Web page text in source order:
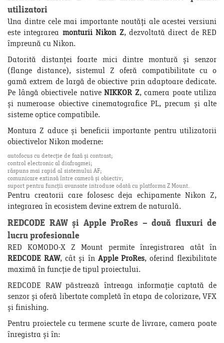
utilizatori
Una dintre cele mai importante noutăți ale acestei versiuni
este integrarea monturii Nikon Z, dezvoltată direct de RED
împreună cu Nikon.
Datorită distanței foarte mici dintre montură și senzor
(flange distance), sistemul Z oferă compatibilitate cu o
gamă extrem de largă de obiective prin adaptoare dedicate.
Pe lângă obiectivele nativeNIKKOR Z, camera poate utiliza
și numeroase obiective cinematografice PL, precum și alte
sisteme optice compatibile.
Montura Z aduce și beneficii importante pentru utilizatorii
obiectivelor Nikon moderne:
autofocus cu detecție de fază și contrast;
control electronic al diafragmei;
răspuns mai rapid al sistemului AF;
comunicare extinsă între cameră și obiectiv;
suport pentru funcții avansate introduse odată cu platforma Z Mount.
Pentru creatorii care folosesc deja echipamente Nikon Z,
integrarea în ecosistem devine extrem de naturală.
REDCODE RAW și Apple ProRes – două fluxuri de
lucru profesionale
RED KOMODO-X Z Mount permite înregistrarea atât în
REDCODE RAW, cât și în Apple ProRes, oferind flexibilitate
maximă în funcție de tipul proiectului.
REDCODE RAW păstrează întreaga informație captată de
senzor și oferă libertate completă în etapa de colorizare, VFX
și finishing.
Pentru proiectele cu termene scurte de livrare, camera poate
înregistra și în: